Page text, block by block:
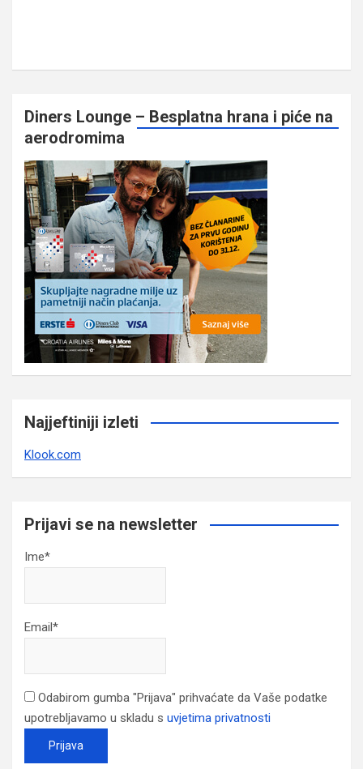
Diners Lounge – Besplatna hrana i piće na
aerodromima
Najjeftiniji izleti
Klook.com
Prijavi se na newsletter
Ime*
Email*
Odabirom gumba "Prijava" prihvaćate da Vaše podatke
upotrebljavamo u skladu s uvjetima privatnosti